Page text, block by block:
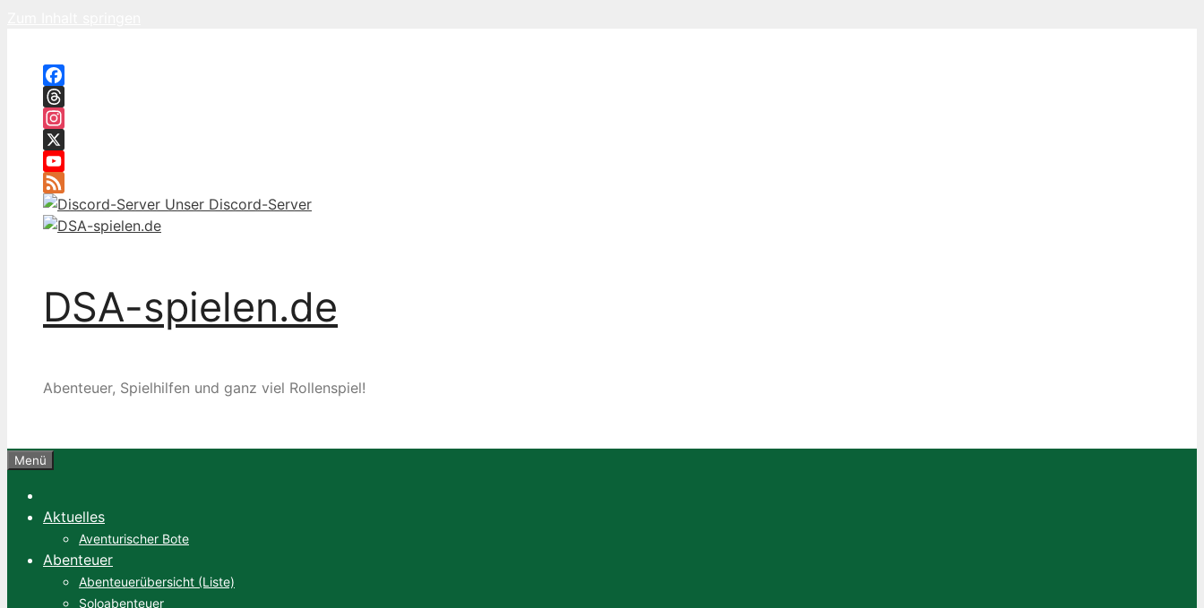
Facebook
Threads
Instagram
X
YouTube
Feed
Unser Discord-Server
DSA-spielen.de
Abenteuer, Spielhilfen und ganz viel Rollenspiel!
Menü
Aktuelles
Aventurischer Bote
Abenteuer
Abenteuerübersicht (Liste)
Soloabenteuer